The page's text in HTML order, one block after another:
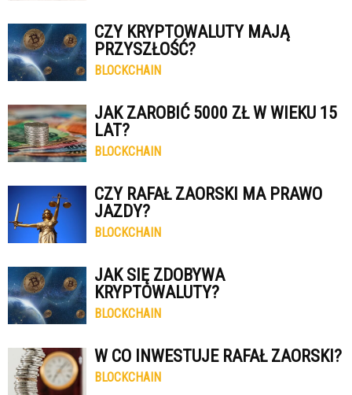
CZY KRYPTOWALUTY MAJĄ
PRZYSZŁOŚĆ?
BLOCKCHAIN
JAK ZAROBIĆ 5000 ZŁ W WIEKU 15
LAT?
BLOCKCHAIN
CZY RAFAŁ ZAORSKI MA PRAWO
JAZDY?
BLOCKCHAIN
JAK SIĘ ZDOBYWA
KRYPTOWALUTY?
BLOCKCHAIN
W CO INWESTUJE RAFAŁ ZAORSKI?
BLOCKCHAIN